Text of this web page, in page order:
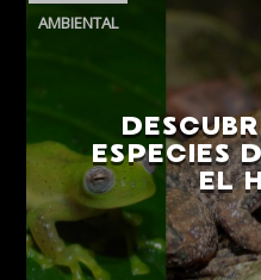
AMBIENTAL
ESPECIES
EL